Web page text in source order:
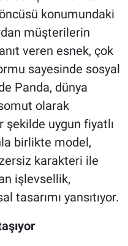
konumundaki
müşterilerin
veren esnek, çok
sayesinde sosyal
Panda, dünya
olarak
şekilde uygun fiyatlı
birlikte model,
karakteri ile
işlevsellik,
tasarımı yansıtıyor.